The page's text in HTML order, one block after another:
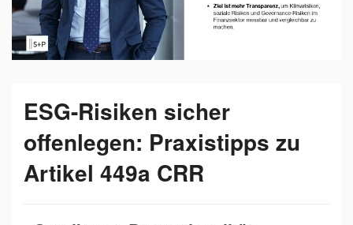
ESG-Risiken sicher
offenlegen: Praxistipps zu
Artikel 449a CRR